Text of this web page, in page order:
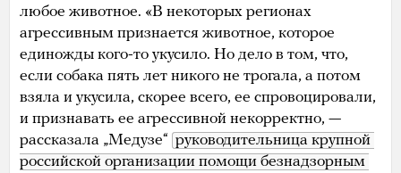
любое животное. «В некоторых регионах
агрессивным признается животное, которое
единожды кого-то укусило. Но дело в том, что,
если собака пять лет никого не трогала, а потом
взяла и укусила, скорее всего, ее спровоцировали,
и признавать ее агрессивной некорректно, —
рассказала „Медузе“ руководительница крупной
российской организации помощи безнадзорным